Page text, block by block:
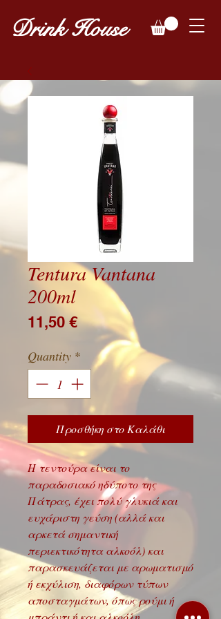
Drink House
Tentura Vantana
200ml
11,50 €Price
Quantity *
Προσθήκη στο Καλάθι
Η τεντούρα είναι το
παραδοσιακό ηδύποτο της
Πάτρας, έχει πολύ γλυκιά και
ευχάριστη γεύση (αλλά και
αρκετά σημαντική
περιεκτικότητα αλκοόλ) και
παρασκευάζεται με αρωματισμό
ή εκχύλιση, διαφόρων τύπων
αποσταγμάτων, όπως ρούμι ή